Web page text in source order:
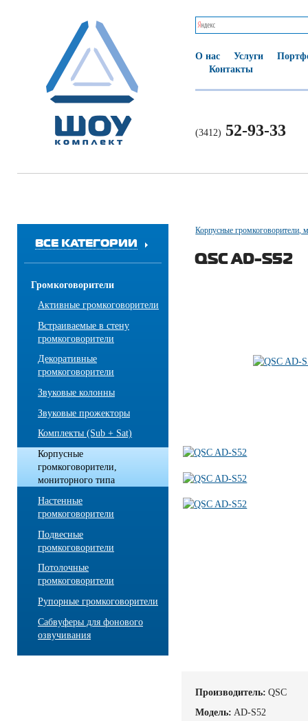
О нас Услуги
Контакты
(3412) 52-93-33
ВСЕ КАТЕГОРИИ
Громкоговорители
Активные громкоговорители
Встраиваемые в стену
громкоговорители
Декоративные
громкоговорители
Звуковые колонны
Звуковые прожекторы
Комплекты (Sub + Sat)
Корпусные
громкоговорители,
мониторного типа
Настенные
громкоговорители
Подвесные
громкоговорители
Потолочные
громкоговорители
Рупорные громкоговорители
Сабвуферы для фонового
озвучивания
Корпусные громкоговорители,
QSC AD-S52
Производитель: QSC
Модель: AD-S52